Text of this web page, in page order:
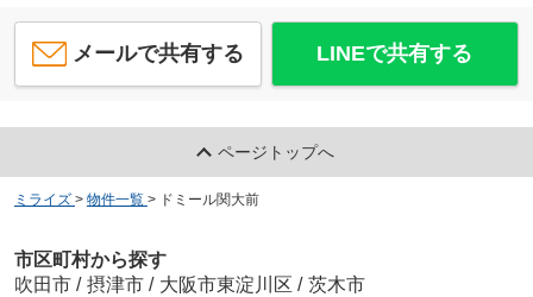
たこやきあほや千里山店
冨原瞭太朗
村上淳
メールで共有する LINEで共有する
ページトップへ
ミライズ > 物件一覧 > ドミール関大前
市区町村から探す
吹田市 / 摂津市 / 大阪市東淀川区 / 茨木市